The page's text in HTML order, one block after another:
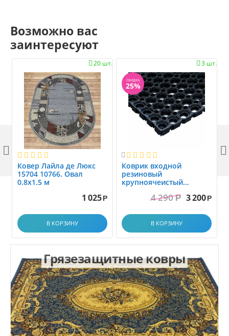
Возможно вас
заинтересуют
20 шт.

Ковер Лайла де Люкс
15704 10766. Овал
0.8x1.5 м
1 025 Р
В КОРЗИНУ
3 шт.

СКИДКА
25%

Коврик вxодной
резиновый
крупноячеистый
1.0x1.5 м4 290 Р 3 200 Р
В КОРЗИНУ
 
Грязезащитные ковры